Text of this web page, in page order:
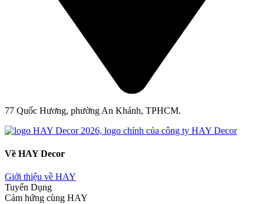
77 Quốc Hương, phường An Khánh, TPHCM.
Về HAY Decor
Giới thiệu về HAY
Tuyển Dụng
Cảm hứng cùng HAY